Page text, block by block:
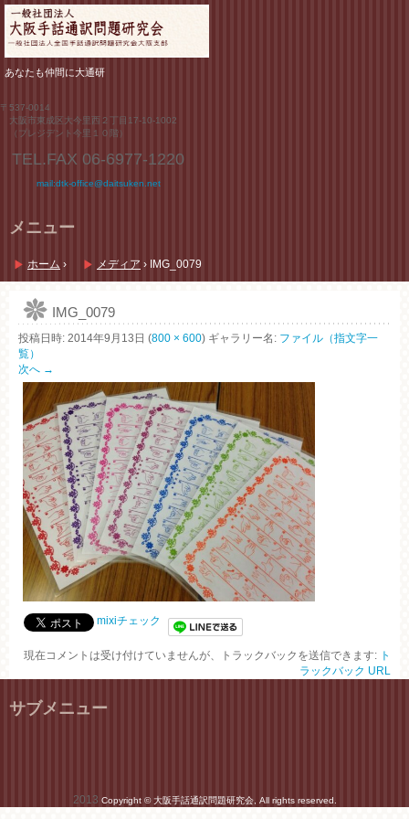
あなたも仲間に大通研
〒537-0014
大阪市東成区大今里西２丁目17-10-1002
（プレジデント今里１０階）
TEL.FAX 06-6977-1220
mail:dtk-office@daitsuken.net
メニュー
ン
へ
ス
キ
ッ
ホーム › メディア › IMG_0079
IMG_0079
投稿日時: 2014年9月13日 (800 × 600) ギャラリー名: ファイル（指文字一
覧）
次へ →
mixiチェック
現在コメントは受け付けていませんが、トラックバックを送信できます: ト
ラックバック URL
サブメニュー
2013 Copyright © 大阪手話通訳問題研究会, All rights reserved.